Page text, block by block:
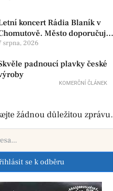
koncert Rádia Blaník v
Město doporučuje
MHD
srpna, 2026
padnoucí plavky české
KOMERČNÍ ČLÁNEK
žádnou důležitou zprávu.
se k odběru